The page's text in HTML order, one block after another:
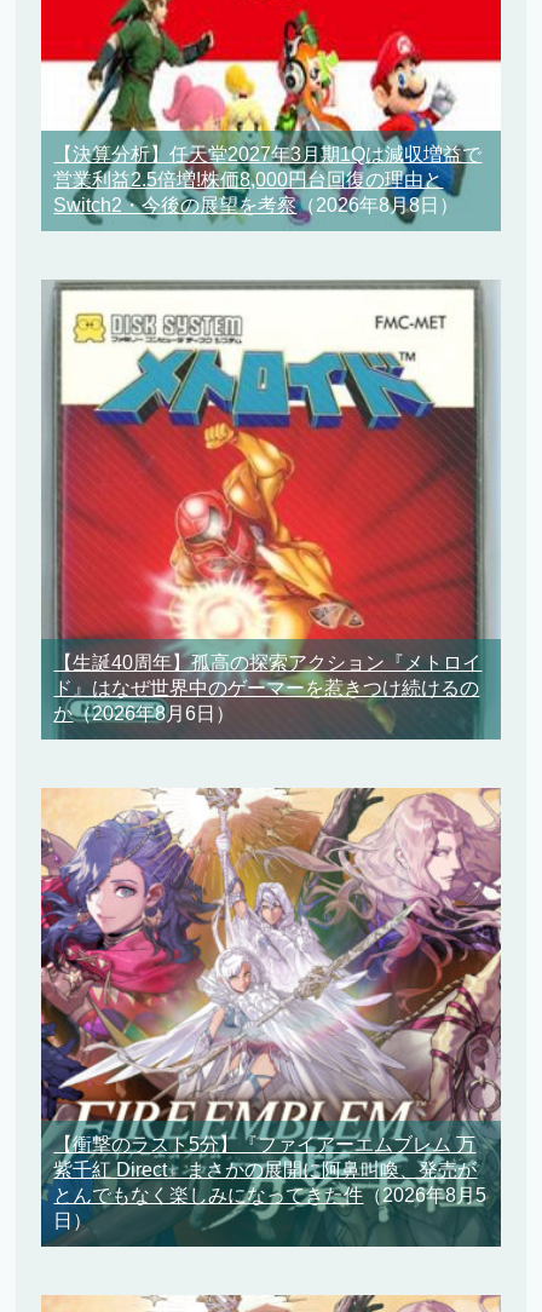
【決算分析】任天堂2027年3月期1Qは減収増益で
営業利益2.5倍増!株価8,000円台回復の理由と
Switch2・今後の展望を考察（2026年8月8日）
【生誕40周年】孤高の探索アクション『メトロイ
ド』はなぜ世界中のゲーマーを惹きつけ続けるの
か（2026年8月6日）
【衝撃のラスト5分】『ファイアーエムブレム 万
紫千紅 Direct』まさかの展開に阿鼻叫喚、発売が
とんでもなく楽しみになってきた件（2026年8月5
日）